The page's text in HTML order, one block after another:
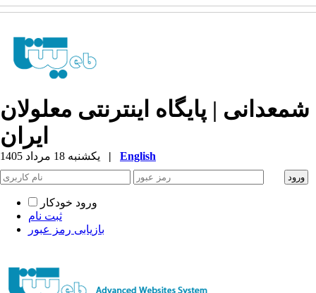
شمعدانی | پایگاه اینترنتی معلولان
ایران
| English
ورود خودکار
ثبت نام
بازیابی رمز عبور